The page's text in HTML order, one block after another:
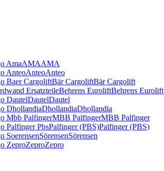
AMAAMA
AnteoAnteo
Bär CargoliftBär Cargolift
Behrens EuroliftBehrens Eurolift
DautelDautel
DhollandiaDhollandia
MBB PalfingerMBB Palfinger
Palfinger (PBS)Palfinger (PBS)
SörensenSörensen
ZeproZepro